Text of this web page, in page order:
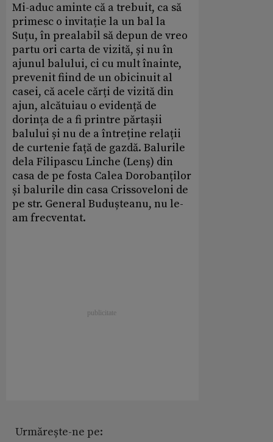
Mi-aduc aminte că a trebuit, ca să
primesc o invitație la un bal la
Suțu, în prealabil să depun de vreo
partu ori carta de vizită, și nu în
ajunul balului, ci cu mult înainte,
prevenit fiind de un obicinuit al
casei, că acele cărți de vizită din
ajun, alcătuiau o evidență de
dorința de a fi printre părtașii
balului și nu de a întreține relații
de curtenie față de gazdă. Balurile
dela Filipascu Linche (Lenș) din
casa de pe fosta Calea Dorobanților
și balurile din casa Crissoveloni de
pe str. General Budușteanu, nu le-
am frecventat.
Urmărește-ne pe: